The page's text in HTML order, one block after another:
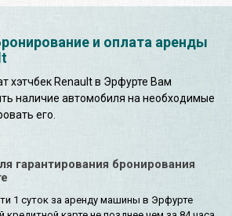
и оплата аренды
хэтчбек Renault в Эрфурте Вам
наличие автомобиля на необходимые
его.
гарантирования бронирования
1 суток за аренду машины в Эрфурте